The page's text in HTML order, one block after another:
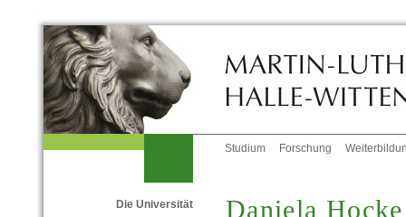
Studium Forschung
Die Universität
Daniela Hocke